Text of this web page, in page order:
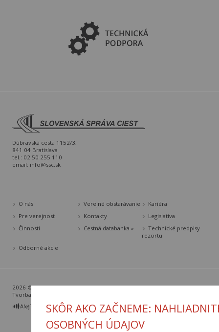
SKÔR AKO ZAČNEME:
OSOBNÝCH ÚDAJOV
Dúbravská cesta 1152/3,
841 04 Bratislava
tel.: 02 50 255 110
email: info@ssc.sk
O nás Verejné obstarávanie
Kariéra
Pre verejnosť
Kontakty
Legislatíva
Činnosti
Cestná databanka »
Technické predpisy
rezortu
Odborné akcie
2026 © Slovenská správa ciest |Nastavenia cookies
Tvorba web stránok